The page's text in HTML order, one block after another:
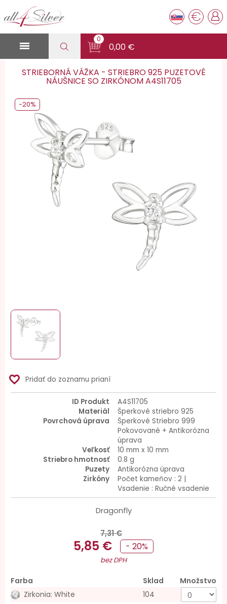
€

0
0,00 €
STRIEBORNÁ VÁŽKA - STRIEBRO 925 PUZETOVÉ
NÁUŠNICE SO ZIRKÓNOM A4S11705
-20%
favorite_border Pridať do zoznamu prianí
ID Produkt
A4S11705
Materiál
Šperkové striebro 925
Povrchová úprava
Šperkové Striebro 999
Pokovované + Antikorózna
úprava
Veľkosť
10 mm x 10 mm
Striebro hmotnosť
0.8 g
Puzety
Antikorózna úprava
Zirkóny
Počet kameňov : 2 |
Vsadenie : Ručné vsadenie
Dragonfly
7,31 €
5,85 € - 20%
bez DPH
Farba Sklad
Množstvo
Zirkonia: White
104